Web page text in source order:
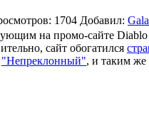
1704 Добавил:
на промо-сайте
сайт обогатился
"Непреклонный", и таким